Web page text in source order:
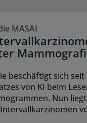
MASAI
beschäftigt sich
von KI beim
Nun